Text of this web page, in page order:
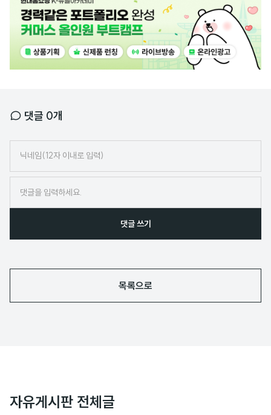
댓글 0개
임
댓글 쓰기
목록으로
자유게시판 전체글